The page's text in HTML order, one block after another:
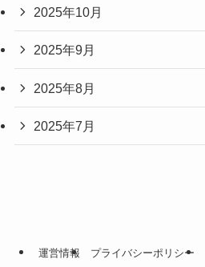
2025年10月
2025年9月
2025年8月
2025年7月
運営情報 プライバシーポリシー